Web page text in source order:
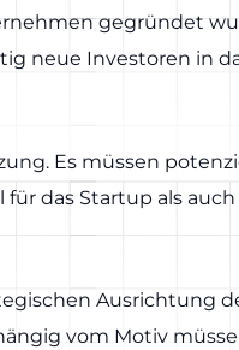
gegründet
neue Investoren in
Es müssen
das Startup als
Ausrichtung
vom Motiv